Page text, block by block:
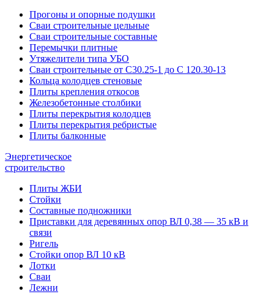
Прогоны и опорные подушки
Сваи строительные цельные
Сваи строительные составные
Перемычки плитные
Утяжелители типа УБО
Сваи строительные от С30.25-1 до С 120.30-13
Кольца колодцев стеновые
Плиты крепления откосов
Железобетонные столбики
Плиты перекрытия колодцев
Плиты перекрытия ребристые
Плиты балконные
Энергетическое
строительство
Плиты ЖБИ
Стойки
Составные подножники
Приставки для деревянных опор ВЛ 0,38 — 35 кВ и
связи
Ригель
Стойки опор ВЛ 10 кВ
Лотки
Сваи
Лежни